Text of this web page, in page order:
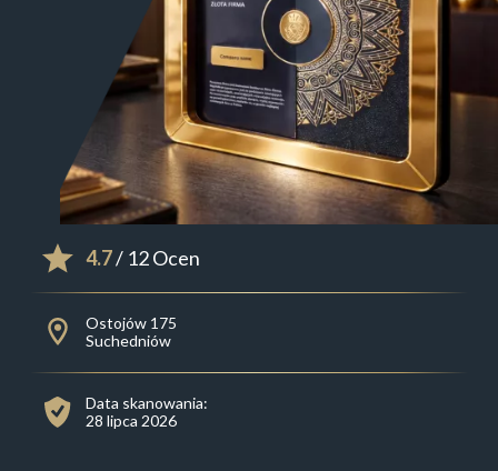
4.7/ 12 Ocen
Ostojów 175
Suchedniów
Data skanowania:
28 lipca 2026